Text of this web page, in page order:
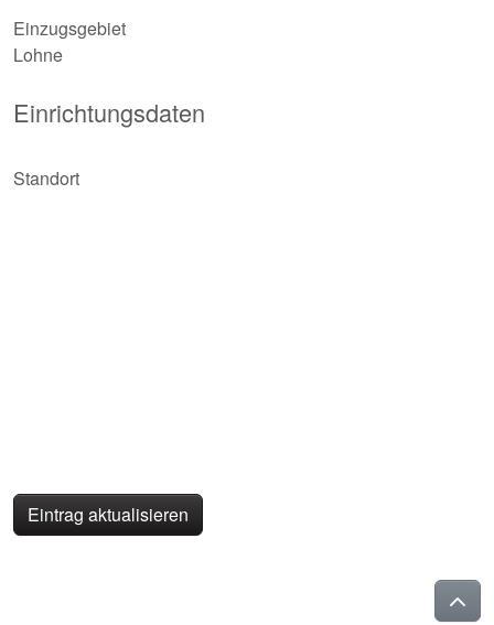
Einzugsgebiet
Lohne
Einrichtungsdaten
Standort
Eintrag aktualisieren